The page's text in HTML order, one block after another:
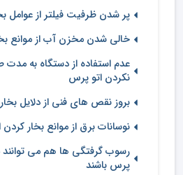
پر شدن ظرفیت فیلتر از عوامل
خالی شدن مخزن آب از موانع
عدم استفاده از دستگاه به مدت
نکردن اتو پرس
بروز نقص های فنی از دلایل
نوسانات برق از موانع بخار
رسوب گرفتگی ها هم می توانند
پرس باشند